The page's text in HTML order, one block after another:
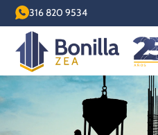
316 820 9534